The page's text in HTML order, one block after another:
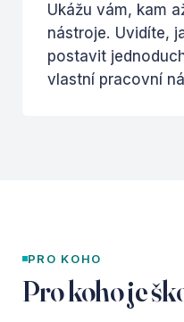
Ukážu vám, kam
nástroje. Uvidíte,
postavit
vlastní pracovní
PRO KOHO
Pro koho je